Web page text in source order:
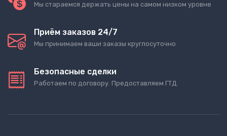
Мы стараемся держать цены на самом низком уровне
Приём заказов 24/7
Мы принимаем ваши заказы круглосуточно
Безопасные сделки
Работаем по договору. Предоставляем ГТД.